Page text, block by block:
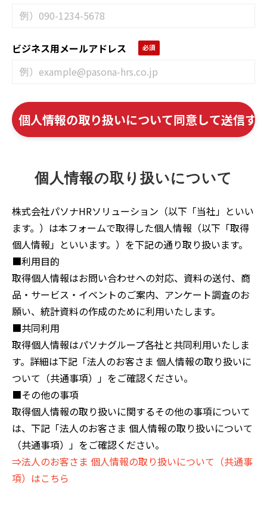
ビジネス用メールアドレス
個人情報の取り扱いについて
株式会社パソナHRソリューション（以下「当社」といい
ます。）は本フォームで取得した個人情報（以下「取得
個人情報」といいます。）を下記の通り取り扱います。
■利用目的
取得個人情報はお問い合わせへの対応、資料の送付、商
品・サービス・イベントのご案内、アンケート調査のお
願い、統計資料の作成のために利用いたします。
■共同利用
取得個人情報はパソナグループ各社と共同利用いたしま
す。詳細は下記「法人のお客さま 個人情報の取り扱いに
ついて（共通事項）」をご確認ください。
■その他の事項
取得個人情報の取り扱いに関するその他の事項について
は、下記「法人のお客さま 個人情報の取り扱いについて
（共通事項）」をご確認ください。
⇒法人のお客さま 個人情報の取り扱いについて（共通事
項）はこちら